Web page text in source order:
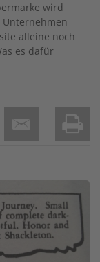
wird
alleine noch
es dafür